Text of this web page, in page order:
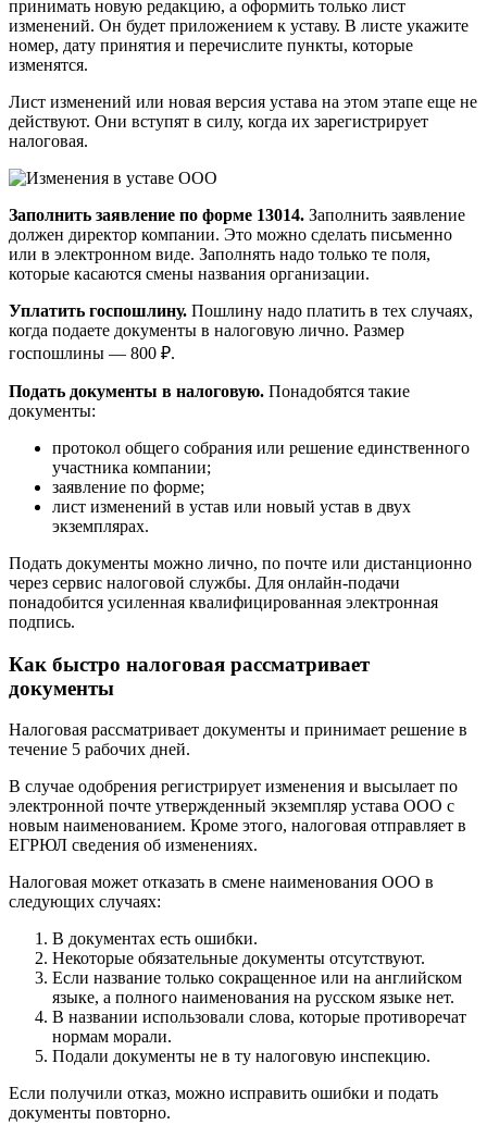
принимать новую редакцию, а оформить только лист
изменений. Он будет приложением к уставу. В листе укажите
номер, дату принятия и перечислите пункты, которые
изменятся.
Лист изменений или новая версия устава на этом этапе еще не
действуют. Они вступят в силу, когда их зарегистрирует
налоговая.
Заполнить заявление по форме 13014. Заполнить заявление
должен директор компании. Это можно сделать письменно
или в электронном виде. Заполнять надо только те поля,
которые касаются смены названия организации.
Уплатить госпошлину. Пошлину надо платить в тех случаях,
когда подаете документы в налоговую лично. Размер
госпошлины — 800 ₽.
Подать документы в налоговую. Понадобятся такие
документы:
протокол общего собрания или решение единственного
участника компании;
заявление по форме;
лист изменений в устав или новый устав в двух
экземплярах.
Подать документы можно лично, по почте или дистанционно
через сервис налоговой службы. Для онлайн-подачи
понадобится усиленная квалифицированная электронная
подпись.
Как быстро налоговая рассматривает
документы
Налоговая рассматривает документы и принимает решение в
течение 5 рабочих дней.
В случае одобрения регистрирует изменения и высылает по
электронной почте утвержденный экземпляр устава ООО с
новым наименованием. Кроме этого, налоговая отправляет в
ЕГРЮЛ сведения об изменениях.
Налоговая может отказать в смене наименования ООО в
следующих случаях:
В документах есть ошибки.
Некоторые обязательные документы отсутствуют.
Если название только сокращенное или на английском
языке, а полного наименования на русском языке нет.
В названии использовали слова, которые противоречат
нормам морали.
Подали документы не в ту налоговую инспекцию.
Если получили отказ, можно исправить ошибки и подать
документы повторно.